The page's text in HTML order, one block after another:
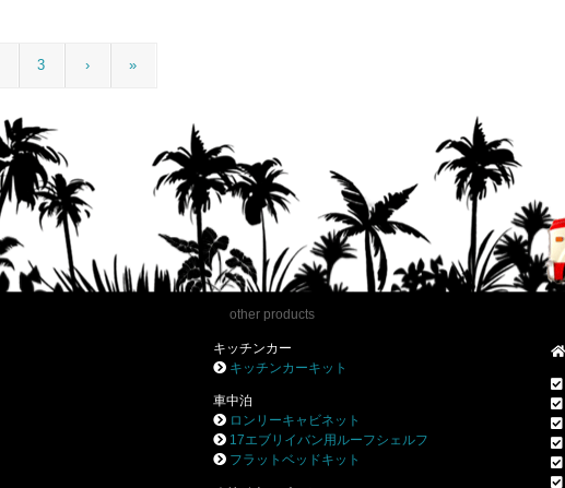
3 › »
other products
キッチンカー
キッチンカーキット
車中泊
ロンリーキャビネット
17エブリイバン用ルーフシェルフ
フラットベッドキット